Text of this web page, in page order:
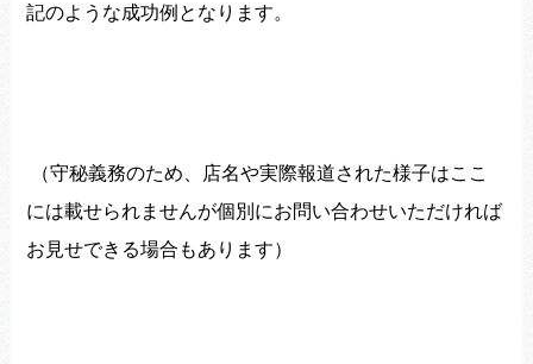
記のような成功例となります。
（守秘義務のため、 店名や実際報道された様子はここ
には載せられませんが個別にお問い合わせいただければ
お見せできる場合もあります）